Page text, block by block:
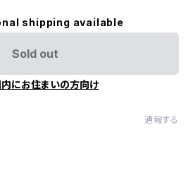
shipping available
Sold out
にお住まいの方向け
通報する